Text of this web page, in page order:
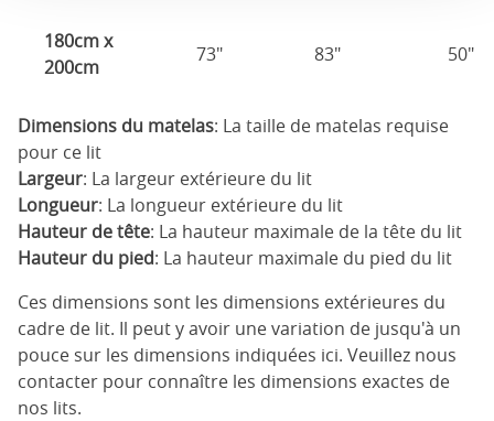
180cm x
200cm
73" 83" 50"
Dimensions du matelas: La taille de matelas requise
pour ce lit
Largeur: La largeur extérieure du lit
Longueur: La longueur extérieure du lit
Hauteur de tête: La hauteur maximale de la tête du lit
Hauteur du pied: La hauteur maximale du pied du lit
Ces dimensions sont les dimensions extérieures du
cadre de lit. Il peut y avoir une variation de jusqu'à un
pouce sur les dimensions indiquées ici. Veuillez nous
contacter pour connaître les dimensions exactes de
nos lits.